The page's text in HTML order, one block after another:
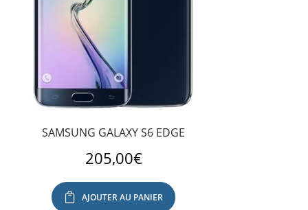
SAMSUNG GALAXY S6 EDGE
205,00€
AJOUTER AU PANIER